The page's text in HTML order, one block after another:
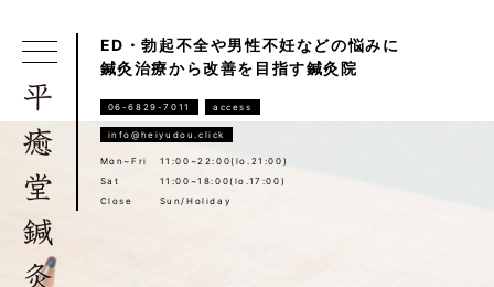
ED・勃起不全や男性不妊などの悩みに
鍼灸治療から改善を目指す鍼灸院
06-6829-7011 access
info@heiyudou.click
Mon~Fri
11:00~22:00(lo.21:00)
Sat
11:00~18:00(lo.17:00)
Close
Sun/Holiday